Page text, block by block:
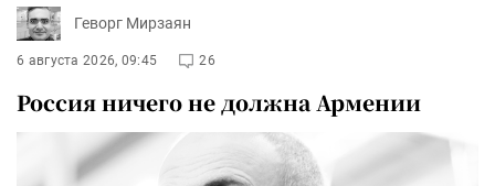
Геворг Мирзаян
6 августа 2026, 09:45 26
Россия ничего не должна Армении